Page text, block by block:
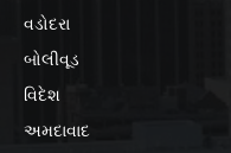
વડોદરા
બોલીવૂડ
વિદેશ
અમદાવાદ